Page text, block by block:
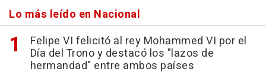
Lo más leído en Nacional
Felipe VI felicitó al rey Mohammed VI por el
Día del Trono y destacó los "lazos de
hermandad" entre ambos países